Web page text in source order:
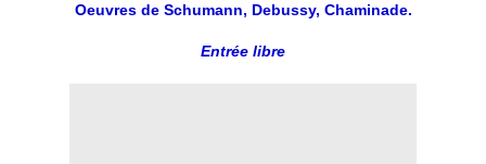
Oeuvres de Schumann, Debussy, Chaminade.
Entrée libre